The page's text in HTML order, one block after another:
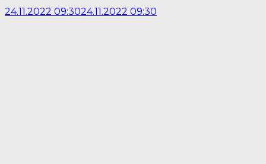
24.11.2022 09:3024.11.2022 09:30